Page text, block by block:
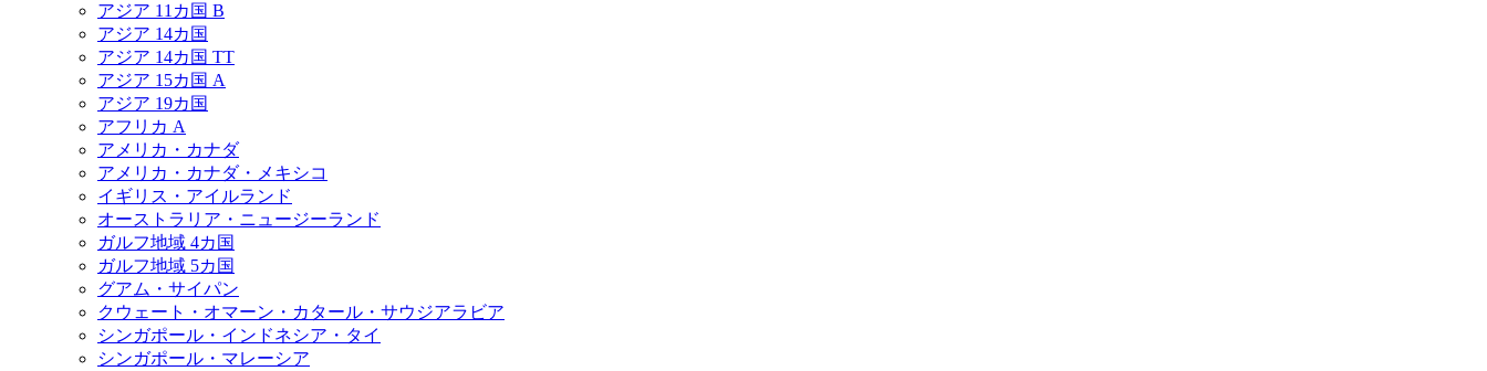
アジア 11カ国 B
アジア 14カ国
アジア 14カ国 TT
アジア 15カ国 A
アジア 19カ国
アフリカ A
アメリカ・カナダ
アメリカ・カナダ・メキシコ
イギリス・アイルランド
オーストラリア・ニュージーランド
ガルフ地域 4カ国
ガルフ地域 5カ国
グアム・サイパン
クウェート・オマーン・カタール・サウジアラビア
シンガポール・インドネシア・タイ
シンガポール・マレーシア